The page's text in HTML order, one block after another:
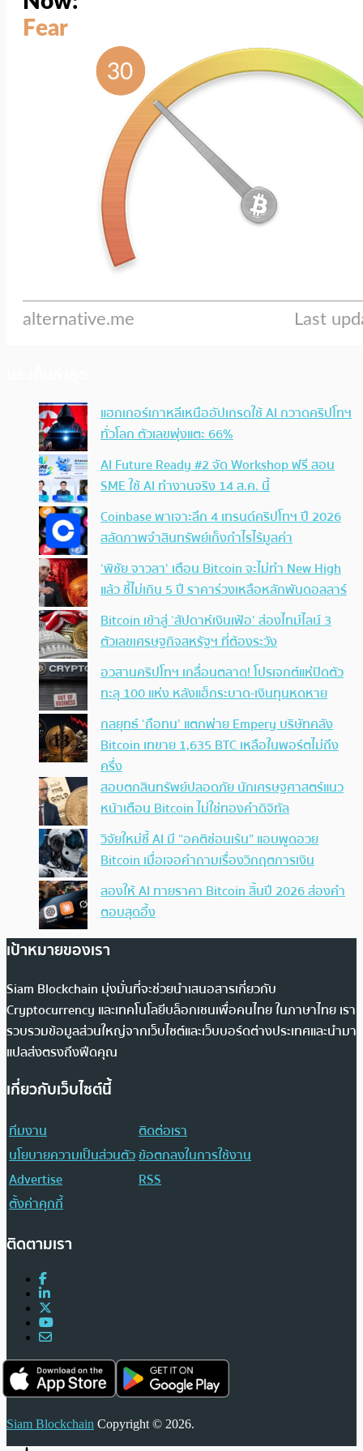
แฮกเกอร์เกาหลีเหนืออัปเกรดใช้ AI กวาดคริปโทฯ
ทั่วโลก ตัวเลขพุ่งแตะ 66%
AI Future Ready #2 จัด Workshop ฟรี สอน
SME ใช้ AI ทำงานจริง 14 ส.ค. นี้
Coinbase พาเจาะลึก 4 เทรนด์คริปโทฯ ปี 2026
สลัดภาพจำสินทรัพย์เก็งกำไรไร้มูลค่า
‘พิชัย จาวลา’ เตือน Bitcoin จะไม่ทำ New High
แล้ว ชี้ไม่เกิน 5 ปี ราคาร่วงเหลือหลักพันดอลลาร์
Bitcoin เข้าสู่ ‘สัปดาห์เงินเฟ้อ’ ส่องไทม์ไลน์ 3
ตัวเลขเศรษฐกิจสหรัฐฯ ที่ต้องระวัง
อวสานคริปโทฯ เกลื่อนตลาด! โปรเจกต์แห่ปิดตัว
ทะลุ 100 แห่ง หลังแฮ็กระบาด-เงินทุนหดหาย
กลยุทธ์ ‘ถือทน’ แตกพ่าย Empery บริษัทคลัง
Bitcoin เทขาย 1,635 BTC เหลือในพอร์ตไม่ถึง
ครึ่ง
สอบตกสินทรัพย์ปลอดภัย นักเศรษฐศาสตร์แนว
หน้าเตือน Bitcoin ไม่ใช่ทองคำดิจิทัล
วิจัยใหม่ชี้ AI มี “อคติซ่อนเร้น” แอบพูดอวย
Bitcoin เมื่อเจอคำถามเรื่องวิกฤตการเงิน
ลองให้ AI ทายราคา Bitcoin สิ้นปี 2026 ส่องคำ
ตอบสุดอึ้ง
เป้าหมายของเรา
Siam Blockchain มุ่งมั่นที่จะช่วยนำเสนอสารเกี่ยวกับ
Cryptocurrency และเทคโนโลยีบล็อกเชนเพื่อคนไทย ในภาษาไทย เรา
รวบรวมข้อมูลส่วนใหญ่จากเว็บไซต์และเว็บบอร์ดต่างประเทศและนำมา
แปลส่งตรงถึงฟีดคุณ
เกี่ยวกับเว็บไซต์นี้
ทีมงาน
ติดต่อเรา
นโยบายความเป็นส่วนตัวข้อตกลงในการใช้งาน
Advertise
RSS
ตั้งค่าคุกกี้
ติดตามเรา
Siam Blockchain Copyright © 2026.